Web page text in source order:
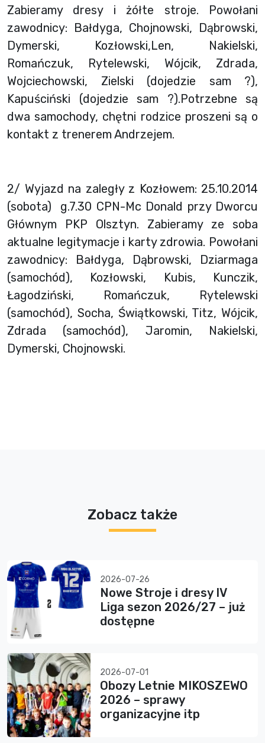
Zabieramy dresy i żółte stroje. Powołani
zawodnicy: Bałdyga, Chojnowski, Dąbrowski,
Dymerski, Kozłowski,Len, Nakielski,
Romańczuk, Rytelewski, Wójcik, Zdrada,
Wojciechowski, Zielski (dojedzie sam ?),
Kapuściński (dojedzie sam ?).Potrzebne są
dwa samochody, chętni rodzice proszeni są o
kontakt z trenerem Andrzejem.
2/ Wyjazd na zaległy z Kozłowem: 25.10.2014
(sobota) g.7.30 CPN-Mc Donald przy Dworcu
Głównym PKP Olsztyn. Zabieramy ze soba
aktualne legitymacje i karty zdrowia. Powołani
zawodnicy: Bałdyga, Dąbrowski, Dziarmaga
(samochód), Kozłowski, Kubis, Kunczik,
Łagodziński, Romańczuk, Rytelewski
(samochód), Socha, Świątkowski, Titz, Wójcik,
Zdrada (samochód), Jaromin, Nakielski,
Dymerski, Chojnowski.
Zobacz także
2026-07-26
Nowe Stroje i dresy IV
Liga sezon 2026/27 – już
dostępne
2026-07-01
Obozy Letnie MIKOSZEWO
2026 – sprawy
organizacyjne itp